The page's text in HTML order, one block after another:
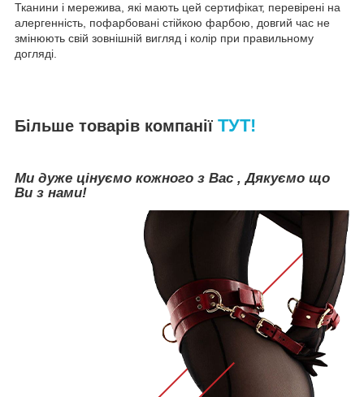
Тканини і мережива, які мають цей сертифікат, перевірені на
алергенність, пофарбовані стійкою фарбою, довгий час не
змінюють свій зовнішній вигляд і колір при правильному
догляді.
Більше товарів компанії ТУТ!
Ми дуже цінуємо кожного з Вас , Дякуємо що
Ви з нами!